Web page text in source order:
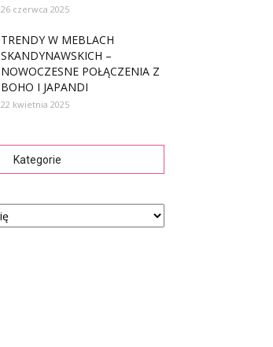
26 czerwca 2025
TRENDY W MEBLACH
SKANDYNAWSKICH –
NOWOCZESNE POŁĄCZENIA Z
BOHO I JAPANDI
22 kwietnia 2025
Kategorie